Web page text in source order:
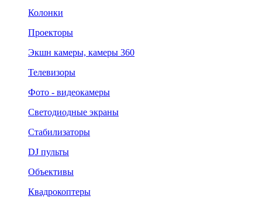
Колонки
Проекторы
Экшн камеры, камеры 360
Телевизоры
Фото - видеокамеры
Светодиодные экраны
Стабилизаторы
DJ пульты
Объективы
Квадрокоптеры